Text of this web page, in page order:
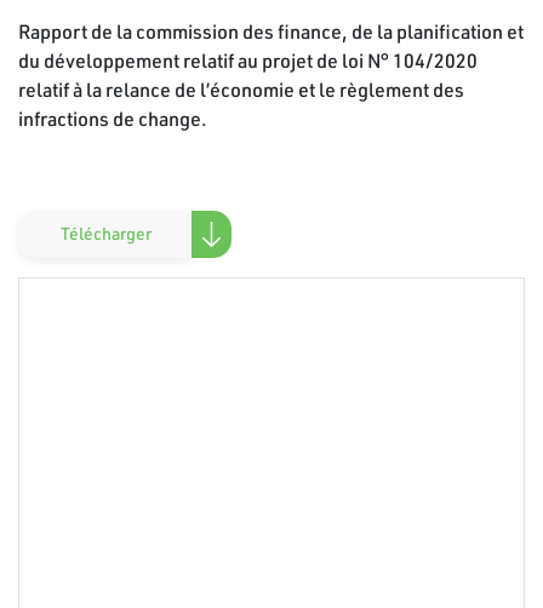
Rapport de la commission des finance, de la planification et
du développement relatif au projet de loi N° 104/2020
relatif à la relance de l’économie et le règlement des
infractions de change.
Télécharger